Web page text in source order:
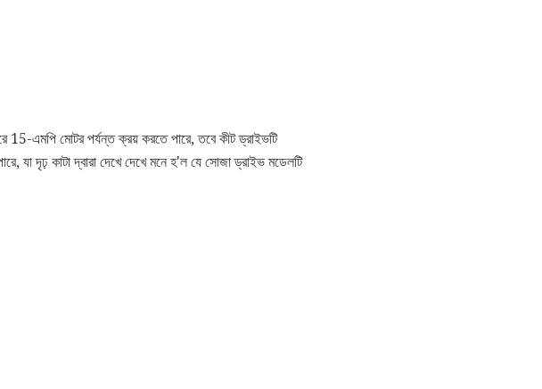
15-এমপি মোটর পর্যন্ত ক্রয় করতে পারে, তবে কীট ড্রাইভটি
যা দৃঢ় কাটা দ্বারা দেখে দেখে মনে হ'ল যে সোজা ড্রাইভ মডেলটি